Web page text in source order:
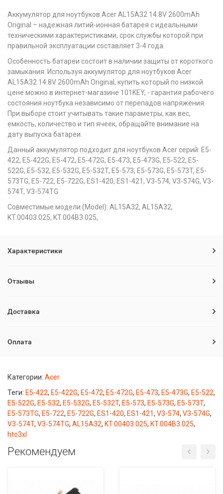
Аккумулятор для ноутбуков Acer AL15A32 14.8V 2600mAh
Original – надежная литий-ионная батарея с идеальными
техническими характеристиками, срок службы которой при
правильной эксплуатации составляет 3-4 года.
Особенность батареи состоит в наличии защиты от короткого
замыкания. Используя аккумулятор для ноутбуков Acer
AL15A32 14.8V 2600mAh Original, купить который по низкой
цене можно в интернет-магазине 101KEY, - гарантия рабочего
состояния ноутбука независимо от перепадов напряжения.
При выборе стоит учитывать такие параметры, как вес,
емкость, количество и тип ячеек, обращайте внимание на
дату выпуска батареи.
Данный аккумулятор подходит для ноутбуков Acer серий: E5-
422, E5-422G, E5-472, E5-472G, E5-473, E5-473G, E5-522, E5-
522G, E5-532, E5-532G, E5-532T, E5-573, E5-573G, E5-573T, E5-
573TG, E5-722, E5-722G, ES1-420, ES1-421, V3-574, V3-574G, V3-
574T, V3-574TG
Совместимые модели (Model): AL15A32, AL15A32,
KT.00403.025, KT.004B3.025,
Характеристики
Отзывы
Доставка
Оплата
Категории: Acer
Теги: E5-422, E5-422G, E5-472, E5-472G, E5-473, E5-473G, E5-522,
E5-522G, E5-532, E5-532G, E5-532T, E5-573, E5-573G, E5-573T,
E5-573TG, E5-722, E5-722G, ES1-420, ES1-421, V3-574, V3-574G,
V3-574T, V3-574TG, AL15A32, KT.00403.025, KT.004B3.025,
hto3xl
Рекомендуем